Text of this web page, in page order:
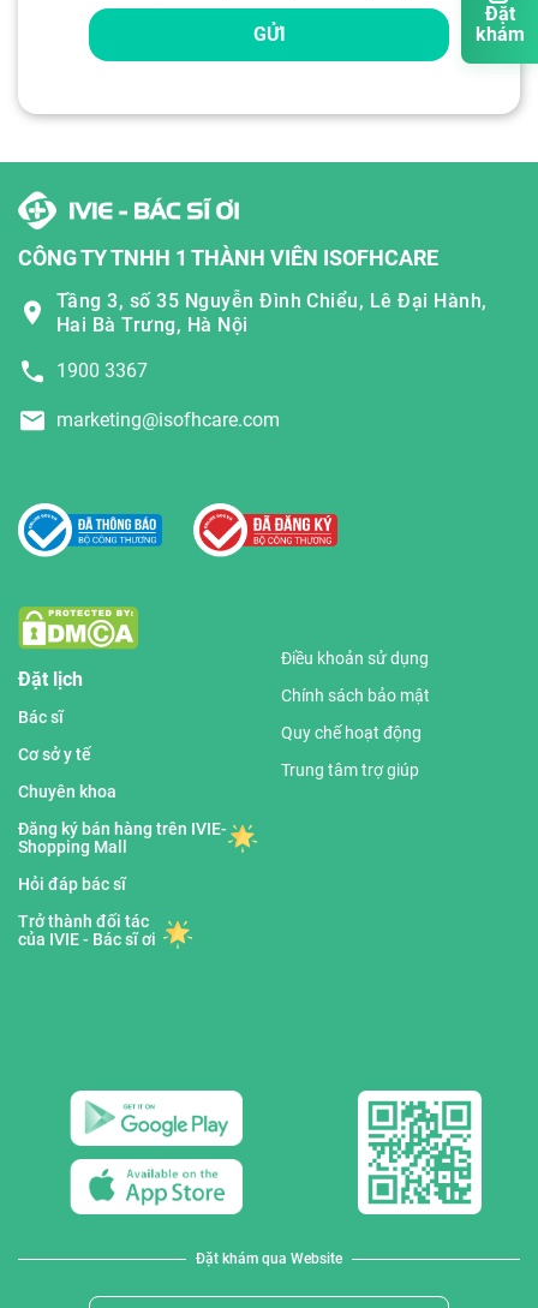
Đặt
khám
GỬI
CÔNG TY TNHH 1 THÀNH VIÊN ISOFHCARE
Tầng 3, số 35 Nguyễn Đình Chiểu, Lê Đại Hành,
Hai Bà Trưng, Hà Nội
1900 3367
marketing@isofhcare.com
Đặt lịch
Bác sĩ
Cơ sở y tế
Chuyên khoa
Đăng ký bán hàng trên IVIE-
Shopping Mall
Hỏi đáp bác sĩ
Trở thành đối tác
của IVIE - Bác sĩ ơi
Điều khoản sử dụng
Chính sách bảo mật
Quy chế hoạt động
Trung tâm trợ giúp
Đặt khám qua Website